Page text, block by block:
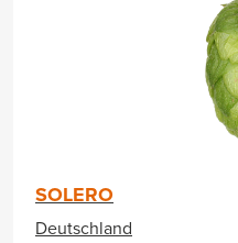
SOLERO
Deutschland